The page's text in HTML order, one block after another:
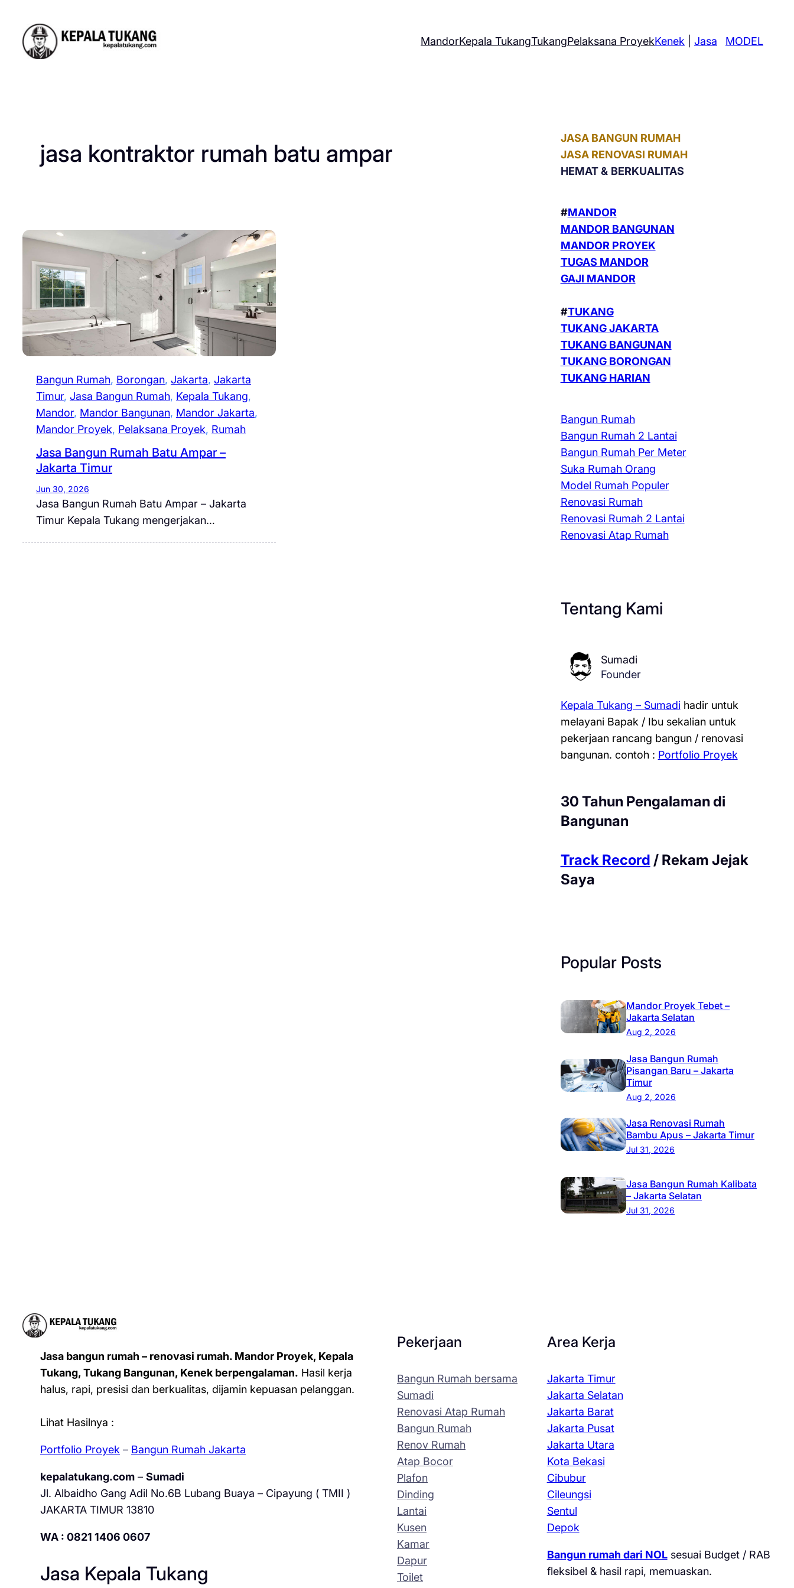
content
MandorKepala TukangTukangPelaksana ProyekKenek |Jasa MODEL
jasa kontraktor rumah batu ampar
Bangun Rumah, Borongan, Jakarta, Jakarta
Timur, Jasa Bangun Rumah, Kepala Tukang
Mandor, Mandor Bangunan, Mandor Jakarta
Mandor Proyek, Pelaksana Proyek, Rumah
Jasa Bangun Rumah Batu Ampar –
Jakarta Timur
Jun 30, 2026
Jasa Bangun Rumah Batu Ampar – Jakarta
Timur Kepala Tukang mengerjakan…
JASA BANGUN RUMAH
JASA RENOVASI RUMAH
HEMAT & BERKUALITAS
#MANDOR
MANDOR BANGUNAN
MANDOR PROYEK
TUGAS MANDOR
GAJI MANDOR
#TUKANG
TUKANG JAKARTA
TUKANG BANGUNAN
TUKANG BORONGAN
TUKANG HARIAN
Bangun Rumah
Bangun Rumah 2 Lantai
Bangun Rumah Per Meter
Suka Rumah Orang
Model Rumah Populer
Renovasi Rumah
Renovasi Rumah 2 Lantai
Renovasi Atap Rumah
Tentang Kami
Sumadi
Founder
Kepala Tukang – Sumadihadir untuk
melayani Bapak / Ibu sekalian untuk
pekerjaan rancang bangun / renovasi
bangunan. contoh : Portfolio Proyek
30 Tahun Pengalaman di
Bangunan
Track Record / Rekam Jejak
Saya
Popular Posts
Mandor Proyek Tebet –
Jakarta Selatan
Aug 2, 2026
Jasa Bangun Rumah
Pisangan Baru – Jakarta
Timur
Aug 2, 2026
Jasa Renovasi Rumah
Bambu Apus – Jakarta Timur
Jul 31, 2026
Jasa Bangun Rumah Kalibata
– Jakarta Selatan
Jul 31, 2026
Jasa bangun rumah – renovasi rumah. Mandor Proyek, Kepala
Tukang, Tukang Bangunan, Kenek berpengalaman. Hasil kerja
halus, rapi, presisi dan berkualitas, dijamin kepuasan pelanggan.
Lihat Hasilnya :
Portfolio Proyek– Bangun Rumah Jakarta
kepalatukang.com– Sumadi
Jl. Albaidho Gang Adil No.6B Lubang Buaya – Cipayung ( TMII )
JAKARTA TIMUR 13810
WA : 0821 1406 0607
Jasa Kepala Tukang
Pekerjaan
Bangun Rumah bersama
Sumadi
Renovasi Atap Rumah
Bangun Rumah
Renov Rumah
Atap Bocor
Plafon
Dinding
Lantai
Kusen
Kamar
Dapur
Toilet
Area Kerja
Jakarta Timur
Jakarta Selatan
Jakarta Barat
Jakarta Pusat
Jakarta Utara
Kota Bekasi
Cibubur
Cileungsi
Sentul
Depok
Bangun rumah dari NOLsesuai Budget / RAB
fleksibel & hasil rapi, memuaskan.